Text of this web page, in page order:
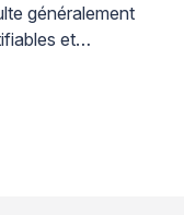
généralement
et
support